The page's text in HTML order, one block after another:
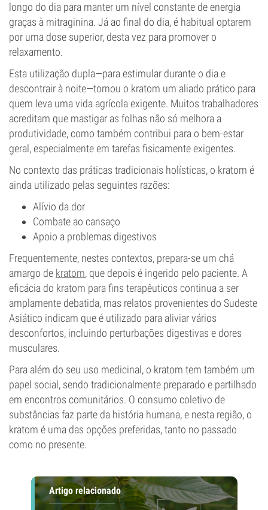
longo do dia para manter um nível constante de energia
graças à mitraginina. Já ao final do dia, é habitual optarem
por uma dose superior, desta vez para promover o
relaxamento.
Esta utilização dupla—para estimular durante o dia e
descontrair à noite—tornou o kratom um aliado prático para
quem leva uma vida agrícola exigente. Muitos trabalhadores
acreditam que mastigar as folhas não só melhora a
produtividade, como também contribui para o bem-estar
geral, especialmente em tarefas fisicamente exigentes.
No contexto das práticas tradicionais holísticas, o kratom é
ainda utilizado pelas seguintes razões:
Alívio da dor
Combate ao cansaço
Apoio a problemas digestivos
Frequentemente, nestes contextos, prepara-se um chá
amargo de kratom, que depois é ingerido pelo paciente. A
eficácia do kratom para fins terapêuticos continua a ser
amplamente debatida, mas relatos provenientes do Sudeste
Asiático indicam que é utilizado para aliviar vários
desconfortos, incluindo perturbações digestivas e dores
musculares.
Para além do seu uso medicinal, o kratom tem também um
papel social, sendo tradicionalmente preparado e partilhado
em encontros comunitários. O consumo coletivo de
substâncias faz parte da história humana, e nesta região, o
kratom é uma das opções preferidas, tanto no passado
como no presente.
Artigo relacionado